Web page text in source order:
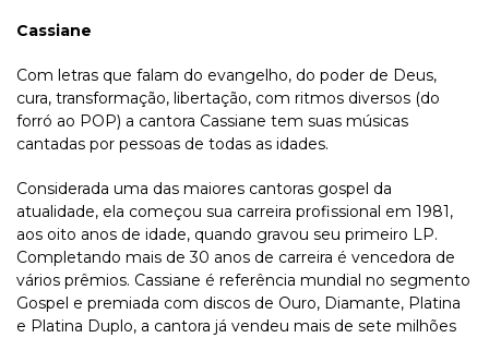
Cassiane
Com letras que falam do evangelho, do poder de Deus,
cura, transformação, libertação, com ritmos diversos (do
forró ao POP) a cantora Cassiane tem suas músicas
cantadas por pessoas de todas as idades.
Considerada uma das maiores cantoras gospel da
atualidade, ela começou sua carreira profissional em 1981,
aos oito anos de idade, quando gravou seu primeiro LP.
Completando mais de 30 anos de carreira é vencedora de
vários prêmios. Cassiane é referência mundial no segmento
Gospel e premiada com discos de Ouro, Diamante, Platina
e Platina Duplo, a cantora já vendeu mais de sete milhões